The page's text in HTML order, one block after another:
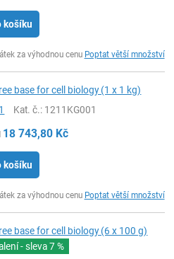
košíku
za výhodnou cenu Poptat větší množství
base for cell biology (1 x 1 kg)
Kat. č.: 1211KG001
18 743,80 Kč
košíku
za výhodnou cenu Poptat větší množství
base for cell biology (6 x 100 g)
- sleva7 %